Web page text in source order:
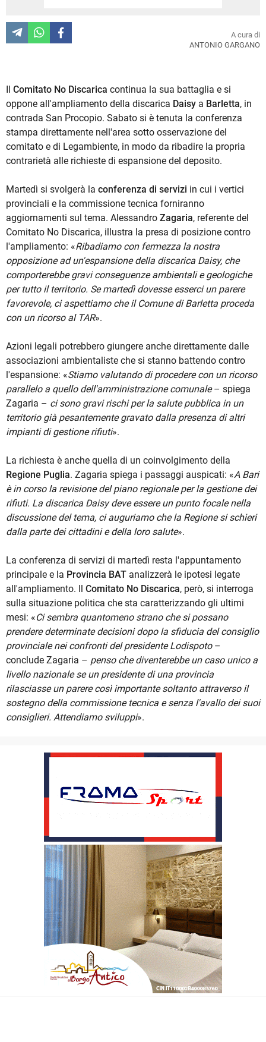
A cura di
ANTONIO GARGANO
Il Comitato No Discarica continua la sua battaglia e si
oppone all'ampliamento della discarica Daisy a Barletta, in
contrada San Procopio. Sabato si è tenuta la conferenza
stampa direttamente nell'area sotto osservazione del
comitato e di Legambiente, in modo da ribadire la propria
contrarietà alle richieste di espansione del deposito.
Martedì si svolgerà la conferenza di servizi in cui i vertici
provinciali e la commissione tecnica forniranno
aggiornamenti sul tema. Alessandro Zagaria, referente del
Comitato No Discarica, illustra la presa di posizione contro
l'ampliamento: «Ribadiamo con fermezza la nostra
opposizione ad un'espansione della discarica Daisy, che
comporterebbe gravi conseguenze ambientali e geologiche
per tutto il territorio. Se martedì dovesse esserci un parere
favorevole, ci aspettiamo che il Comune di Barletta proceda
con un ricorso al TAR».
Azioni legali potrebbero giungere anche direttamente dalle
associazioni ambientaliste che si stanno battendo contro
l'espansione: «Stiamo valutando di procedere con un ricorso
parallelo a quello dell'amministrazione comunale– spiega
Zagaria – ci sono gravi rischi per la salute pubblica in un
territorio già pesantemente gravato dalla presenza di altri
impianti di gestione rifiuti».
La richiesta è anche quella di un coinvolgimento della
Regione Puglia. Zagaria spiega i passaggi auspicati: «A Bari
è in corso la revisione del piano regionale per la gestione dei
rifiuti. La discarica Daisy deve essere un punto focale nella
discussione del tema, ci auguriamo che la Regione si schieri
dalla parte dei cittadini e della loro salute».
La conferenza di servizi di martedì resta l'appuntamento
principale e la Provincia BAT analizzerà le ipotesi legate
all'ampliamento. Il Comitato No Discarica, però, si interroga
sulla situazione politica che sta caratterizzando gli ultimi
mesi: «Ci sembra quantomeno strano che si possano
prendere determinate decisioni dopo la sfiducia del consiglio
provinciale nei confronti del presidente Lodispoto–
conclude Zagaria – penso che diventerebbe un caso unico a
livello nazionale se un presidente di una provincia
rilasciasse un parere così importante soltanto attraverso il
sostegno della commissione tecnica e senza l'avallo dei suoi
consiglieri. Attendiamo sviluppi».